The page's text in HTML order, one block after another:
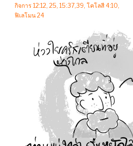
กิจการ 12:12, 25, 15:37,39, โคโลสี 4:10,
ฟิเลโมน 24